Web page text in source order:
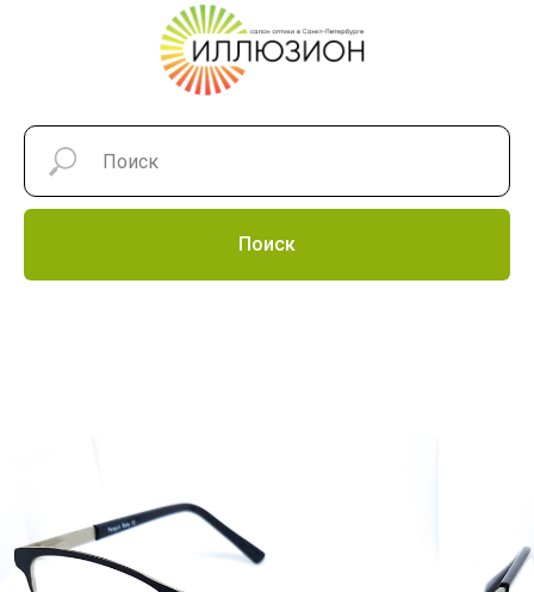
Поиск